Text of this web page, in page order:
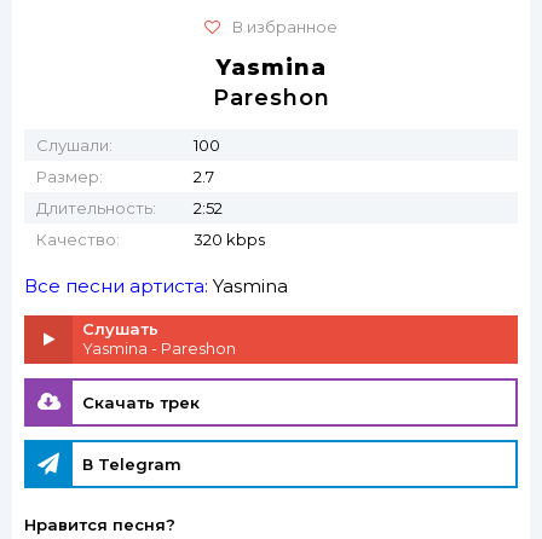
В избранное
Yasmina
Pareshon
Слушали:
100
Размер:
2.7
Длительность:
2:52
Качество:
320 kbps
Все песни артиста: Yasmina
Слушать
Yasmina - Pareshon
Скачать трек
В Telegram
Нравится песня?